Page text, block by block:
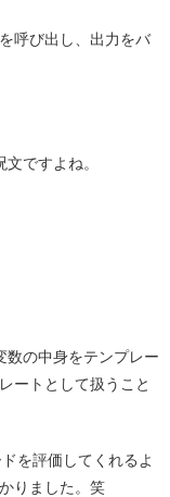
呼び出し、出力をバ
ですよね。
数の中身をテンプレー
ートとして扱うこと
を評価してくれるよ
りました。笑